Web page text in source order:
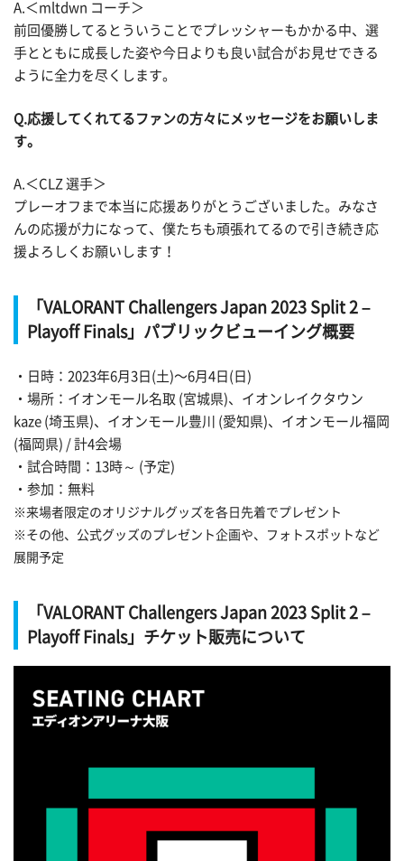
A.＜mltdwn コーチ＞
前回優勝してるとういうことでプレッシャーもかかる中、選
手とともに成長した姿や今日よりも良い試合がお見せできる
ように全力を尽くします。
Q.応援してくれてるファンの方々にメッセージをお願いしま
す。
A.＜CLZ 選手＞
プレーオフまで本当に応援ありがとうございました。みなさ
んの応援が力になって、僕たちも頑張れてるので引き続き応
援よろしくお願いします！
「VALORANT Challengers Japan 2023 Split 2 –
Playoff Finals」パブリックビューイング概要
・日時：2023年6月3日(土)〜6月4日(日)
・場所：イオンモール名取 (宮城県)、イオンレイクタウン
kaze (埼玉県)、イオンモール豊川 (愛知県)、イオンモール福岡
(福岡県) / 計4会場
・試合時間：13時～ (予定)
・参加：無料
※来場者限定のオリジナルグッズを各日先着でプレゼント
※その他、公式グッズのプレゼント企画や、フォトスポットなど
展開予定
「VALORANT Challengers Japan 2023 Split 2 –
Playoff Finals」チケット販売について